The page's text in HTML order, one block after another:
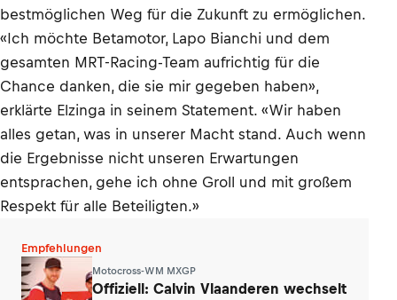
bestmöglichen Weg für die Zukunft zu ermöglichen.
«Ich möchte Betamotor, Lapo Bianchi und dem
gesamten MRT-Racing-Team aufrichtig für die
Chance danken, die sie mir gegeben haben»,
erklärte Elzinga in seinem Statement. «Wir haben
alles getan, was in unserer Macht stand. Auch wenn
die Ergebnisse nicht unseren Erwartungen
entsprachen, gehe ich ohne Groll und mit großem
Respekt für alle Beteiligten.»
Empfehlungen
Motocross-WM MXGP
Offiziell: Calvin Vlaanderen wechselt